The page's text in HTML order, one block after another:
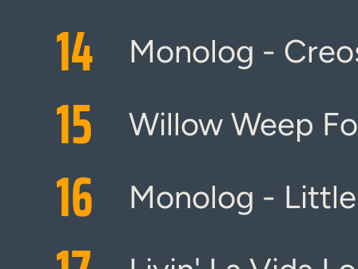
14 Monolog -
15 Willow Weep
16 Monolog -